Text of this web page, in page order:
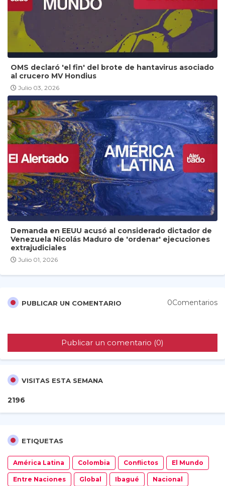
OMS declaró 'el fin' del brote de hantavirus asociado
al crucero MV Hondius
Julio 03, 2026
Demanda en EEUU acusó al considerado dictador de
Venezuela Nicolás Maduro de 'ordenar' ejecuciones
extrajudiciales
Julio 01, 2026
PUBLICAR UN COMENTARIO 0Comentarios
Publicar un comentario (0)
VISITAS ESTA SEMANA
2196
ETIQUETAS
América Latina Colombia Conflictos El Mundo
Entre Naciones Global Ibagué Nacional